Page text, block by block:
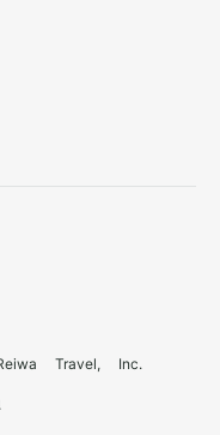
Travel, Inc.